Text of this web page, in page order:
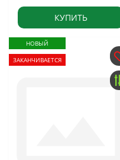
КУПИТЬ
НОВЫЙ
ЗАКАНЧИВАЕТСЯ